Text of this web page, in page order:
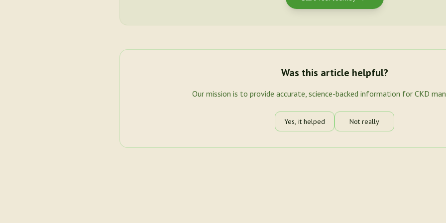
Was this article helpful?
Our mission is to provide accurate, science-backed information for CKD
Yes, it helped Not really